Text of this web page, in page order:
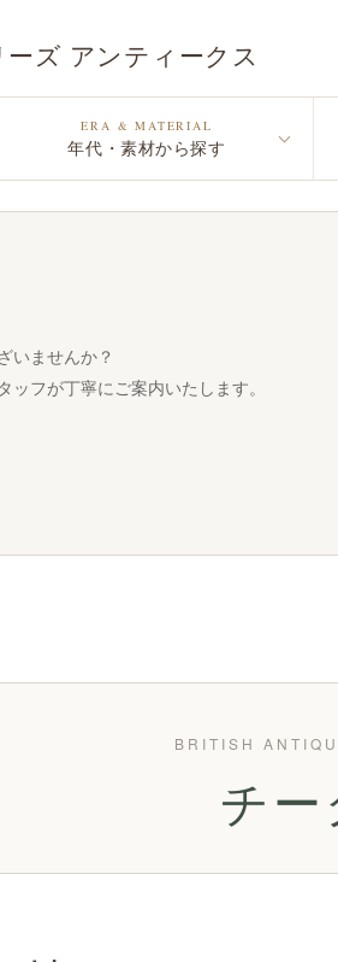
ズ アンティークス
ERA & MATERIAL
年代・素材から探す
いませんか？
フが丁寧にご案内いたします。
チ